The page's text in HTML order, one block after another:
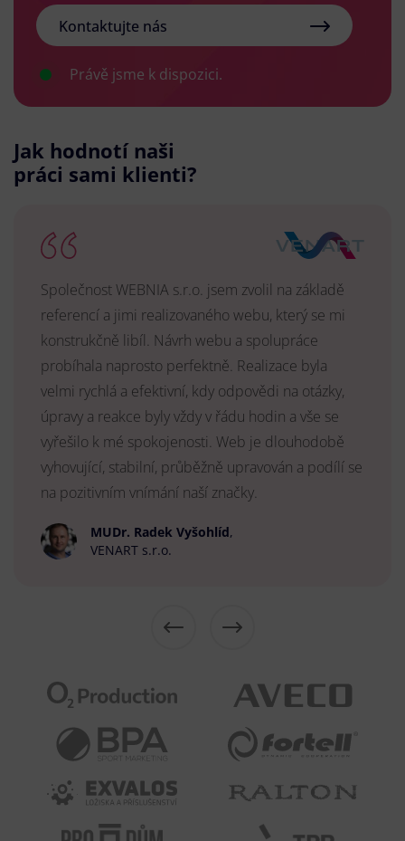
Kontaktujte nás
Právě jsme k dispozici.
Jak hodnotí naši
práci sami klienti?
Společnost WEBNIA s.r.o. jsem zvolil na základě
referencí a jimi realizovaného webu, který se mi
konstrukčně libíl. Návrh webu a spolupráce
probíhala naprosto perfektně. Realizace byla
velmi rychlá a efektivní, kdy odpovědi na otázky,
úpravy a reakce byly vždy v řádu hodin a vše se
vyřešilo k mé spokojenosti. Web je dlouhodobě
vyhovující, stabilní, průběžně upravován a podílí se
na pozitivním vnímání naší značky.
MUDr. Radek Vyšohlíd,
VENART s.r.o.